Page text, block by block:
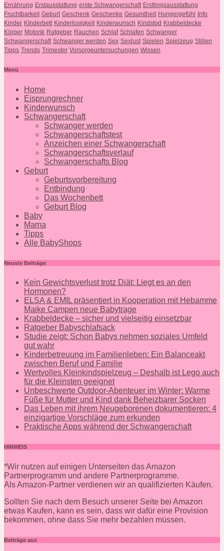
Ernährung Erstausstattung erste Schwangerschaft Erstlingsausstattung
Fruchtbarkeit Geburt Geschenk Geschenke Gesundheit Hungergefühl Info
Kinder KInderbett Kinderlosigkeit Kinderwunsch Kindstod Krabbeldecke
Körper Motorik Ratgeber Rauchen Schlaf Schlafen Schwanger
Schwangerschaft Schwanger werden Sex Sexlust Spielen Spielzeug Stillen
Tipps Trends Trimester Vorsorgeuntersuchungen Wissen
Menü
Home
Eisprungrechner
Kinderwunsch
Schwangerschaft
Schwanger werden
Schwangerschaftstest
Anzeichen einer Schwangerschaft
Schwangerschaftsverlauf
Schwangerschafts Blog
Geburt
Geburtsvorbereitung
Entbindung
Das Wochenbett
Geburt Blog
Baby
Mama
Tipps
Alle BabyShops
Neuste Beiträge
Kein Gewichtsverlust trotz Diät: Liegt es an den
Hormonen?
ELSA & EMIL präsentiert in Kooperation mit Hebamme
Maike Campen neue Babytrage
Krabbeldecke – sicher und vielseitig einsetzbar
Ratgeber Babyschlafsack
Studie zeigt: Schon Babys nehmen soziales Umfeld
gut wahr
Kinderbetreuung im Familienleben: Ein Balanceakt
zwischen Beruf und Familie
Wertvolles Kleinkindspielzeug – Deshalb ist Lego auch
für die Kleinsten geeignet
Unbeschwerte Outdoor-Abenteuer im Winter: Warme
Füße für Mutter und Kind dank Beheizbarer Socken
Das Leben mit ihrem Neugeborenen dokumentieren: 4
einzigartige Vorschläge zum erkunden
Praktische Apps während der Schwangerschaft
HINWEIS
*Wir nutzen auf einigen Unterseiten das Amazon
Partnerprogramm und andere Partnerprogramme.
Als Amazon-Partner verdienen wir an qualifizierten Käufen.
Sollten Sie nach dem Besuch unserer Seite bei Amazon
etwas Kaufen, kann es sein, dass wir dafür eine Provision
bekommen, ohne dass Sie mehr bezahlen müssen.
Beiträge aus